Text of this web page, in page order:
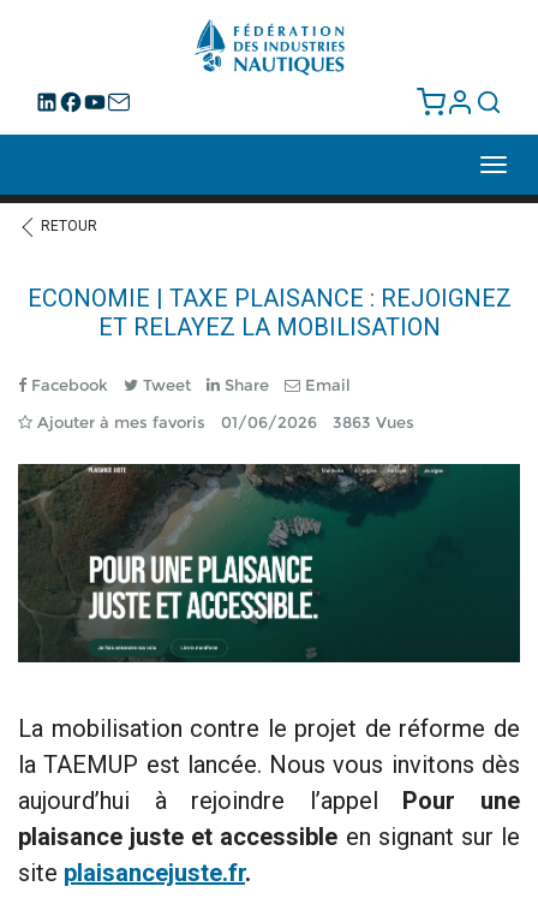
RETOUR
ECONOMIE | TAXE PLAISANCE : REJOIGNEZ
ET RELAYEZ LA MOBILISATION
Facebook Tweet Share
Email
Ajouter à mes favoris
01/06/2026 3863 Vues
La mobilisation contre le projet de réforme de
la TAEMUP est lancée. Nous vous invitons dès
aujourd’hui à rejoindre l’appel Pour une
plaisance juste et accessible en signant sur le
site plaisancejuste.fr.